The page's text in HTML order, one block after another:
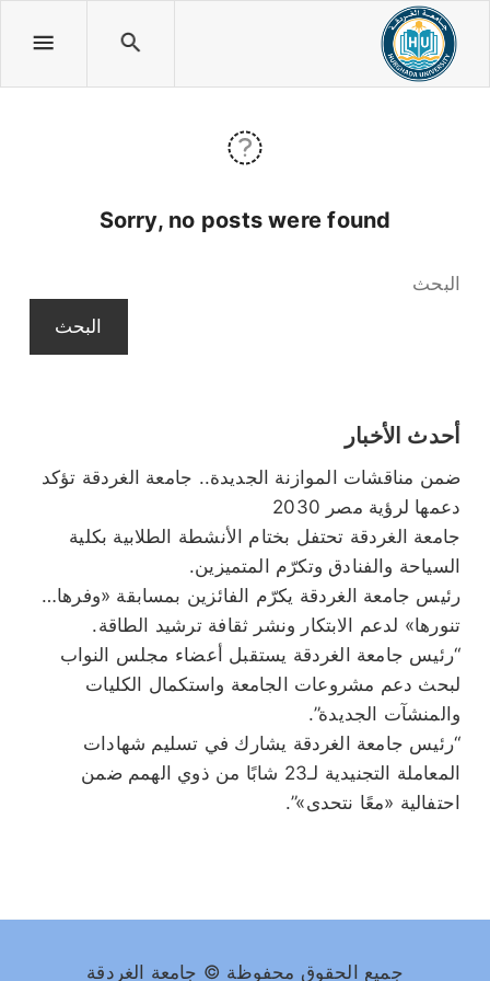
Sorry, no posts were found
البحث
البحث
أحدث الأخبار
ضمن مناقشات الموازنة الجديدة.. جامعة الغردقة تؤكد
دعمها لرؤية مصر 2030
جامعة الغردقة تحتفل بختام الأنشطة الطلابية بكلية
السياحة والفنادق وتكرّم المتميزين.
رئيس جامعة الغردقة يكرّم الفائزين بمسابقة «وفرها…
تنورها» لدعم الابتكار ونشر ثقافة ترشيد الطاقة.
“رئيس جامعة الغردقة يستقبل أعضاء مجلس النواب
لبحث دعم مشروعات الجامعة واستكمال الكليات
والمنشآت الجديدة”.
“رئيس جامعة الغردقة يشارك في تسليم شهادات
المعاملة التجنيدية لـ23 شابًا من ذوي الهمم ضمن
احتفالية «معًا نتحدى»”.
جميع الحقوق محفوظة © جامعة الغردقة